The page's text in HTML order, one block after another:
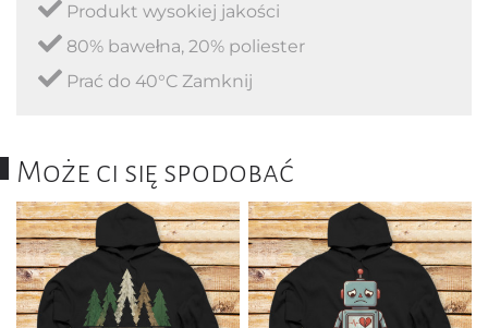
Produkt wysokiej jakości
80% bawełna, 20% poliester
Prać do 40°C Zamknij
Może ci się spodobać